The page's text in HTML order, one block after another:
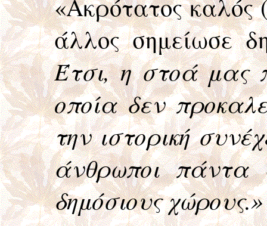
«Ακρότατος καλός
άλλος σημείωσε
Έτσι, η στοά μας
οποία δεν
την ιστορική
άνθρωποι
δημόσιους